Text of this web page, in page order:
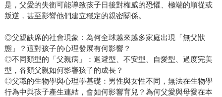
是，父愛的失衡可能導致孩子日後對權威的恐懼、極端的順從或
叛逆，甚至影響他們建立穩定的親密關係。
◎父親缺席的社會現象：為何全球越來越多家庭出現「無父狀
態」？這對孩子的心理發展有何影響？
◎不同類型的「父親病」：迴避型、不安型、自愛型、過度完美
型，各類父親如何影響孩子的成長？
◎父職的生物學與心理學基礎：男性與女性不同，無法在生物學
行為中與孩子產生連結，會如何影響育兒？為何父愛與母愛在本